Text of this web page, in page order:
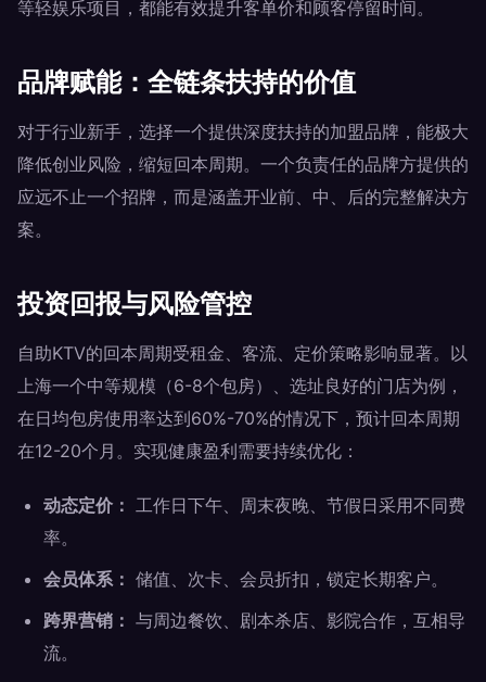
等轻娱乐项目，都能有效提升客单价和顾客停留时间。
品牌赋能：全链条扶持的价值
对于行业新手，选择一个提供深度扶持的加盟品牌，能极大
降低创业风险，缩短回本周期。一个负责任的品牌方提供的
应远不止一个招牌，而是涵盖开业前、中、后的完整解决方
案。
投资回报与风险管控
自助KTV的回本周期受租金、客流、定价策略影响显著。以
上海一个中等规模（6-8个包房）、选址良好的门店为例，
在日均包房使用率达到60%-70%的情况下，预计回本周期
在12-20个月。实现健康盈利需要持续优化：
动态定价： 工作日下午、周末夜晚、节假日采用不同费
率。
会员体系： 储值、次卡、会员折扣，锁定长期客户。
跨界营销： 与周边餐饮、剧本杀店、影院合作，互相导
流。